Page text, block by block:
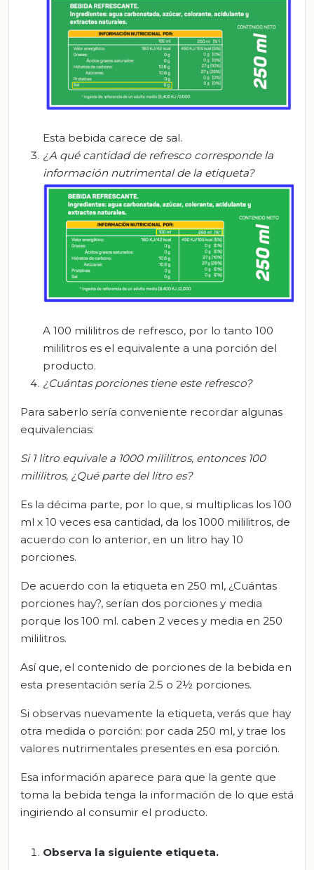
Esta bebida carece de sal.
¿A qué cantidad de refresco corresponde la
información nutrimental de la etiqueta?
A 100 mililitros de refresco, por lo tanto 100
mililitros es el equivalente a una porción del
producto.
¿Cuántas porciones tiene este refresco?
Para saberlo sería conveniente recordar algunas
equivalencias:
Si 1 litro equivale a 1000 mililitros, entonces 100
mililitros, ¿Qué parte del litro es?
Es la décima parte, por lo que, si multiplicas los 100
ml x 10 veces esa cantidad, da los 1000 mililitros, de
acuerdo con lo anterior, en un litro hay 10
porciones.
De acuerdo con la etiqueta en 250 ml, ¿Cuántas
porciones hay?, serían dos porciones y media
porque los 100 ml. caben 2 veces y media en 250
mililitros.
Así que, el contenido de porciones de la bebida en
esta presentación sería 2.5 o 2½ porciones.
Si observas nuevamente la etiqueta, verás que hay
otra medida o porción: por cada 250 ml, y trae los
valores nutrimentales presentes en esa porción.
Esa información aparece para que la gente que
toma la bebida tenga la información de lo que está
ingiriendo al consumir el producto.
Observa la siguiente etiqueta.